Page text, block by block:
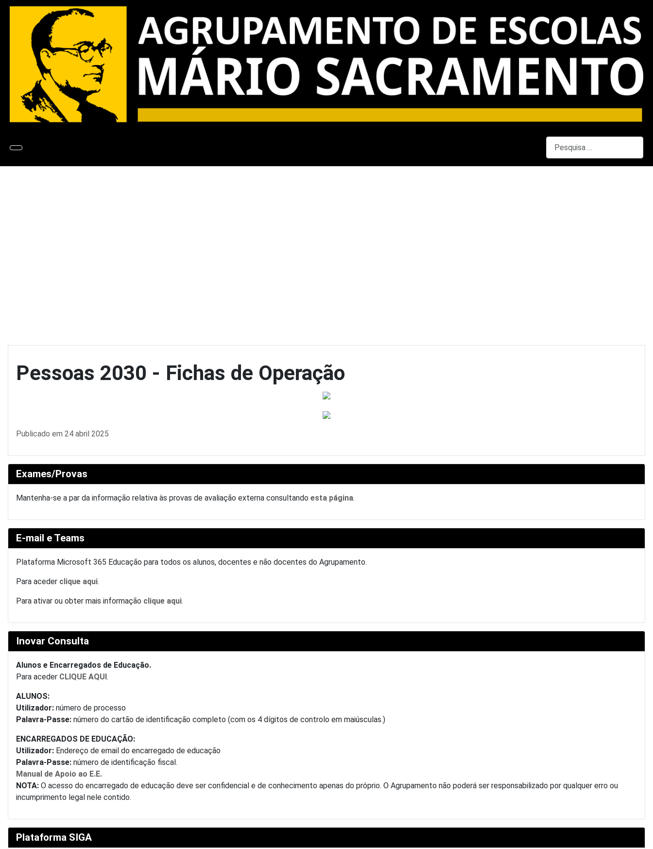
Pessoas 2030 - Fichas de Operação
Detalhes
Publicado em 24 abril 2025
Exames/Provas
Mantenha-se a par da informação relativa às provas de avaliação externa consultando esta página.
E-mail e Teams
Plataforma Microsoft 365 Educação para todos os alunos, docentes e não docentes do Agrupamento.
Para aceder clique aqui.
Para ativar ou obter mais informação clique aqui.
Inovar Consulta
Alunos e Encarregados de Educação.
Para aceder CLIQUE AQUI .
ALUNOS:
Utilizador: número de processo
Palavra-Passe: número do cartão de identificação completo (com os 4 dígitos de controlo em maiúsculas.)
ENCARREGADOS DE EDUCAÇÃO:
Utilizador: Endereço de email do encarregado de educação
Palavra-Passe: número de identificação fiscal.
Manual de Apoio ao E.E.
NOTA: O acesso do encarregado de educação deve ser confidencial e de conhecimento apenas do próprio. O Agrupamento não poderá ser responsabilizado por qualquer erro ou
incumprimento legal nele contido.
Plataforma SIGA